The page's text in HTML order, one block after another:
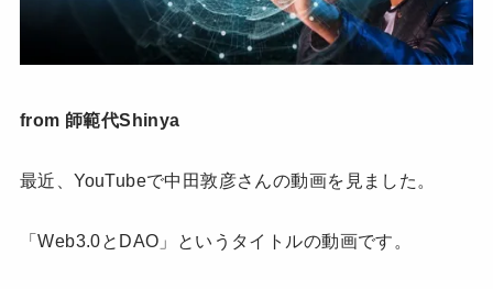
from 師範代Shinya
最近、YouTubeで中田敦彦さんの動画を見ました。
「Web3.0とDAO」というタイトルの動画です。